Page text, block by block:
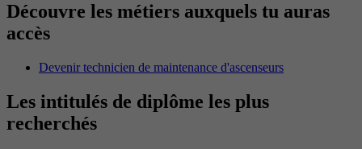
Découvre les métiers auxquels tu auras
accès
Devenir technicien de maintenance d'ascenseurs
Les intitulés de diplôme les plus
recherchés